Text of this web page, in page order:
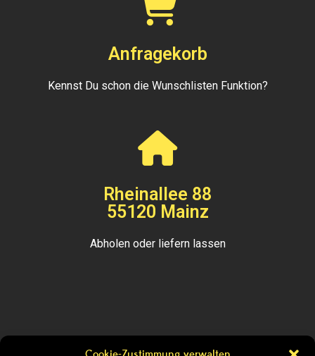
Anfragekorb
Kennst Du schon die Wunschlisten Funktion?
Rheinallee 88
55120 Mainz
Abholen oder liefern lassen